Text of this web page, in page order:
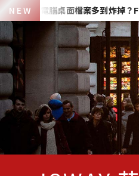
Skip
to
content
N E W
電腦桌面檔案多到炸掉？Fences